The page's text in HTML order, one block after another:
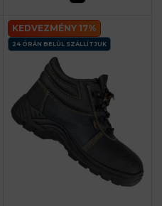
KEDVEZMÉNY 17%
24 ÓRÁN BELÜL SZÁLLÍTJUK